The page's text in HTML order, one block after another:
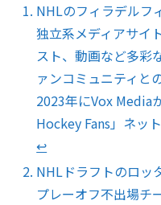
NHLのフィラデルフ
独立系メディアサイ
スト、動画など多彩
ァンコミュニティと
2023年にVox Media
Hockey Fans」ネッ
↩︎
NHLドラフトのロッ
プレーオフ不出場チ